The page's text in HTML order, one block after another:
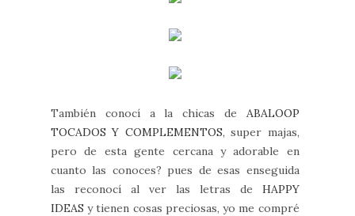
También conocí a la chicas de ABALOOP
TOCADOS Y COMPLEMENTOS, super majas,
pero de esta gente cercana y adorable en
cuanto las conoces? pues de esas enseguida
las reconocí al ver las letras de HAPPY
IDEAS y tienen cosas preciosas, yo me compré